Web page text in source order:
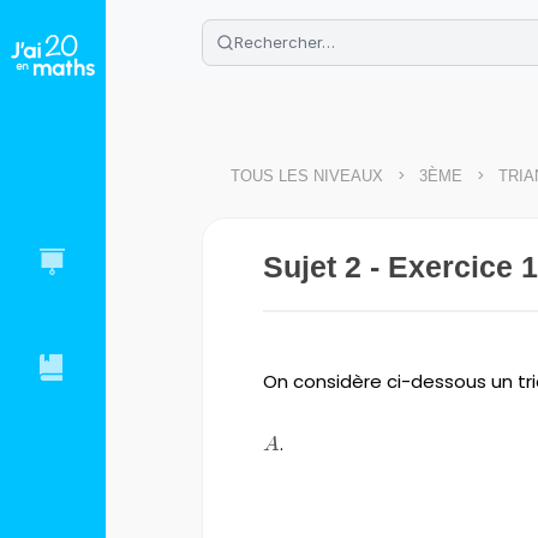
🌴Cahier de vacances offert:
Télécharge ton PDF gratuit et
TOUS LES NIVEAUX > 3ÈME >
Sujet 2 - Exercice 1
On considère ci-dessous un
A
A.